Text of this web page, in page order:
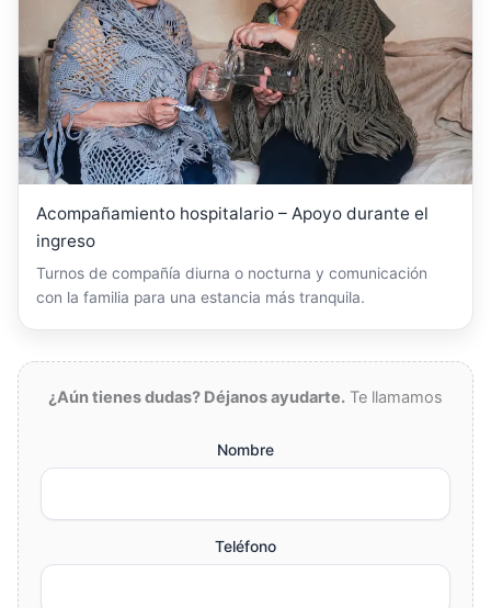
Acompañamiento hospitalario – Apoyo durante el
ingreso
Turnos de compañía diurna o nocturna y comunicación
con la familia para una estancia más tranquila.
¿Aún tienes dudas? Déjanos ayudarte. Te llamamos
Nombre
Teléfono